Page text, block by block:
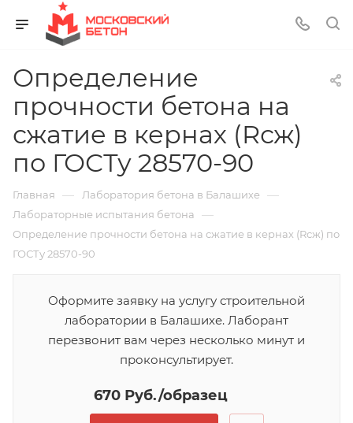
Определение
прочности бетона на
сжатие в кернах (Rсж)
по ГОСТу 28570-90
Главная — Лаборатория бетона в Балашихе —
Лабораторные испытания бетона —
Определение прочности бетона на сжатие в кернах (Rсж) по
ГОСТу 28570-90
Оформите заявку на услугу строительной
лаборатории в Балашихе. Лаборант
перезвонит вам через несколько минут и
проконсультирует.
670 Руб./образец